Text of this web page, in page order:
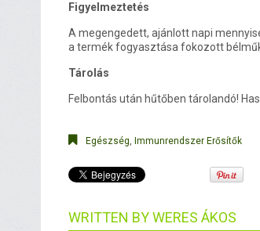
Figyelmeztetés
A megengedett, ajánlott napi
a termék fogyasztása fokozott
Tárolás
Felbontás után hűtőben tárolandó!
Egészség, Immunrendszer Erősítők
WRITTEN BYWERES ÁKOS